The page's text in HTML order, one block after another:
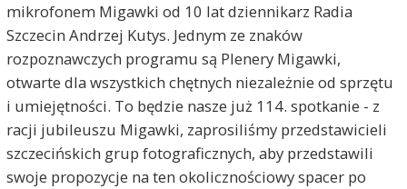
mikrofonem Migawki od 10 lat dziennikarz Radia
Szczecin Andrzej Kutys. Jednym ze znaków
rozpoznawczych programu są Plenery Migawki,
otwarte dla wszystkich chętnych niezależnie od sprzętu
i umiejętności. To będzie nasze już 114. spotkanie - z
racji jubileuszu Migawki, zaprosiliśmy przedstawicieli
szczecińskich grup fotograficznych, aby przedstawili
swoje propozycje na ten okolicznościowy spacer po